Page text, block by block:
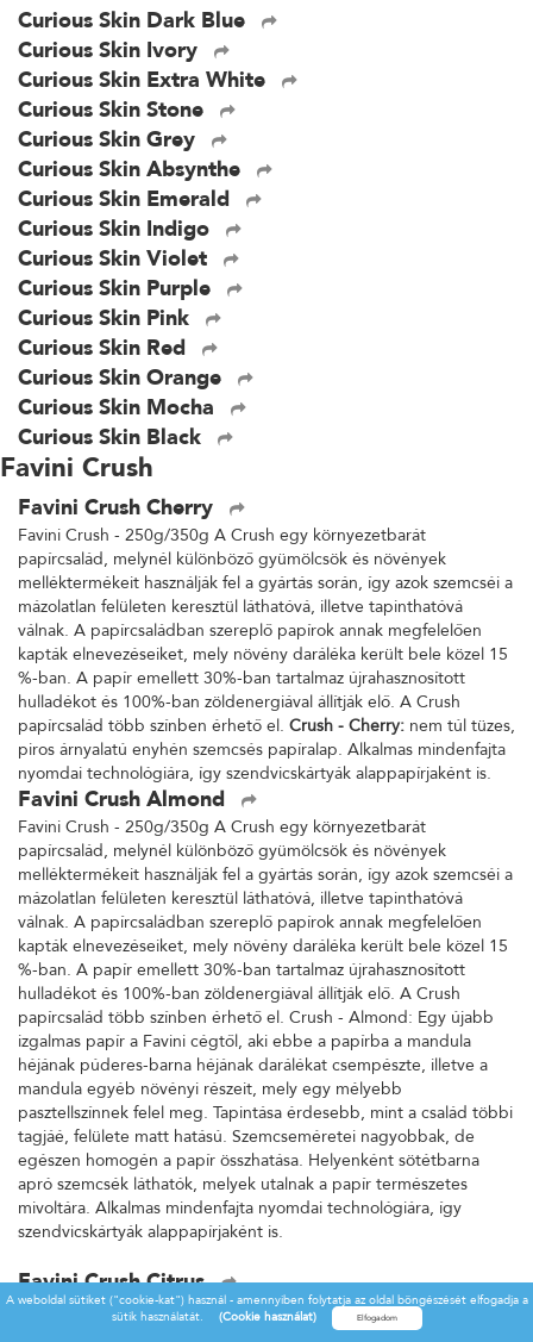
Curious Skin Dark Blue
Curious Skin Ivory
Curious Skin Extra White
Curious Skin Stone
Curious Skin Grey
Curious Skin Absynthe
Curious Skin Emerald
Curious Skin Indigo
Curious Skin Violet
Curious Skin Purple
Curious Skin Pink
Curious Skin Red
Curious Skin Orange
Curious Skin Mocha
Curious Skin Black
Favini Crush
Favini Crush Cherry
Favini Crush - 250g/350g A Crush egy környezetbarát
papírcsalád, melynél különböző gyümölcsök és növények
melléktermékeit használják fel a gyártás során, így azok szemcséi a
mázolatlan felületen keresztül láthatóvá, illetve tapinthatóvá
válnak. A papírcsaládban szereplő papírok annak megfelelően
kapták elnevezéseiket, mely növény daráléka került bele közel 15
%-ban. A papír emellett 30%-ban tartalmaz újrahasznosított
hulladékot és 100%-ban zöldenergiával állítják elő. A Crush
papírcsalád több színben érhető el. Crush - Cherry: nem túl tüzes,
piros árnyalatú enyhén szemcsés papíralap. Alkalmas mindenfajta
nyomdai technológiára, így szendvicskártyák alappapírjaként is.
Favini Crush Almond
Favini Crush - 250g/350g A Crush egy környezetbarát
papírcsalád, melynél különböző gyümölcsök és növények
melléktermékeit használják fel a gyártás során, így azok szemcséi a
mázolatlan felületen keresztül láthatóvá, illetve tapinthatóvá
válnak. A papírcsaládban szereplő papírok annak megfelelően
kapták elnevezéseiket, mely növény daráléka került bele közel 15
%-ban. A papír emellett 30%-ban tartalmaz újrahasznosított
hulladékot és 100%-ban zöldenergiával állítják elő. A Crush
papírcsalád több színben érhető el. Crush - Almond: Egy újabb
izgalmas papír a Favini cégtől, aki ebbe a papírba a mandula
héjának púderes-barna héjának darálékat csempészte, illetve a
mandula egyéb növényi részeit, mely egy mélyebb
pasztellszínnek felel meg. Tapintása érdesebb, mint a család többi
tagjáé, felülete matt hatású. Szemcseméretei nagyobbak, de
egészen homogén a papír összhatása. Helyenként sötétbarna
apró szemcsék láthatók, melyek utalnak a papír természetes
mivoltára. Alkalmas mindenfajta nyomdai technológiára, így
szendvicskártyák alappapírjaként is.
Favini Crush Citrus
Favini Crush - 250g/350g A Crush egy környezetbarát
papírcsalád, melynél különböző gyümölcsök és növények
A weboldal sütiket ("cookie-kat") használ - amennyiben folytatja az oldal böngészését elfogadja a
sütik használatát.
(Cookie használat)